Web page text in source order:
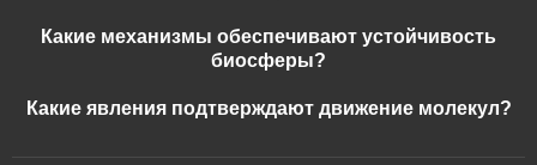
Какие механизмы обеспечивают устойчивость
биосферы?
Какие явления подтверждают движение молекул?